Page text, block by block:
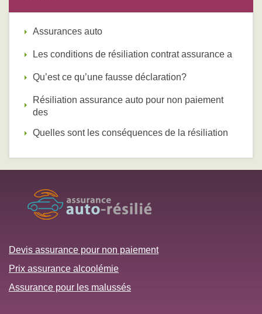
Assurances auto
Les conditions de résiliation contrat assurance a
Qu’est ce qu’une fausse déclaration?
Résiliation assurance auto pour non paiement
des
Quelles sont les conséquences de la résiliation
Devis assurance pour non paiement
Prix assurance alcoolémie
Assurance pour les malussés